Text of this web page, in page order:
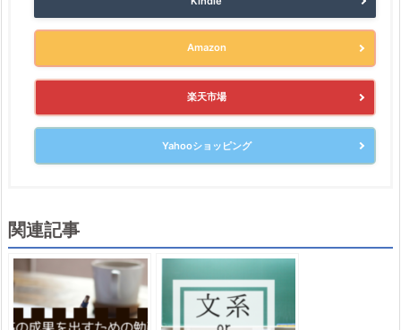
Amazon
楽天市場
Yahooショッピング
関連記事